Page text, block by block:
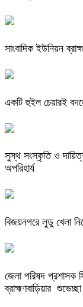
সাংবাদিক ইউনিয়ন
একটি হুইল চেয়ারই
সুস্থ সংস্কৃতি ও
অপরিহার্য
বিজয়নগরে লুডু খেলা
জেলা পরিষদ প্রশাসক
ব্রাহ্মণবাড়িয়ার